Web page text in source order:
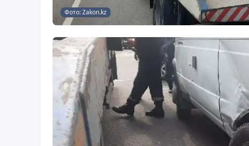
Фото: Zakon.kz